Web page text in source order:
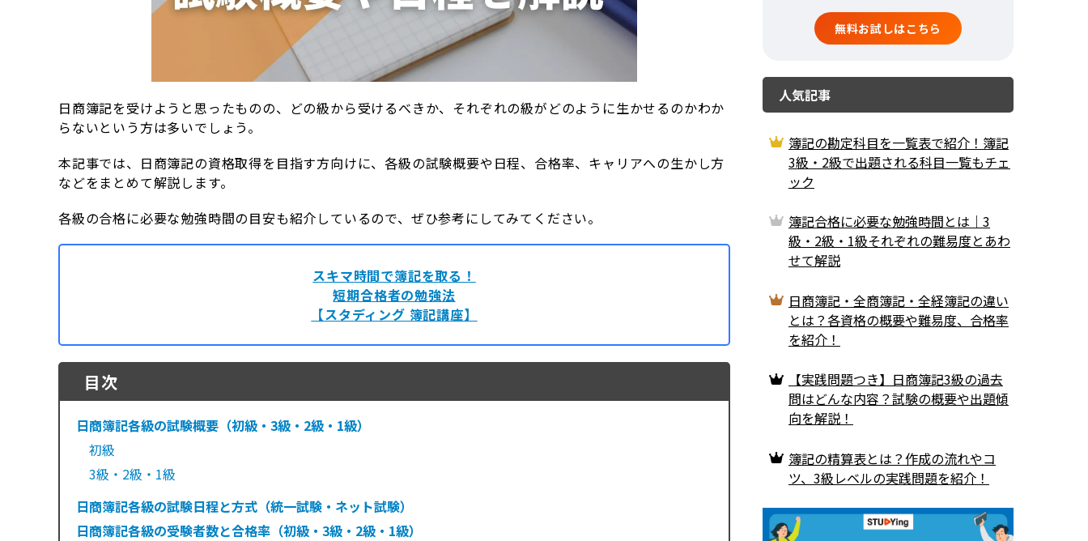
日商簿記を受けようと思ったものの、どの級から受けるべきか、それぞれの級がどのように生かせるのかわか
らないという方は多いでしょう。
本記事では、日商簿記の資格取得を目指す方向けに、各級の試験概要や日程、合格率、キャリアへの生かし方
などをまとめて解説します。
各級の合格に必要な勉強時間の目安も紹介しているので、ぜひ参考にしてみてください。
スキマ時間で簿記を取る！
短期合格者の勉強法
【スタディング 簿記講座】
目次
日商簿記各級の試験概要（初級・3級・2級・1級）
初級
3級・2級・1級
日商簿記各級の試験日程と方式（統一試験・ネット試験）
日商簿記各級の受験者数と合格率（初級・3級・2級・1級）
無料お試しはこちら
人気記事
簿記の勘定科目を一覧表で紹介！簿記
3級・2級で出題される科目一覧もチェ
ック
簿記合格に必要な勉強時間とは｜3
級・2級・1級それぞれの難易度とあわ
せて解説
日商簿記・全商簿記・全経簿記の違い
とは？各資格の概要や難易度、合格率
を紹介！
【実践問題つき】日商簿記3級の過去
問はどんな内容？試験の概要や出題傾
向を解説！
簿記の精算表とは？作成の流れやコ
ツ、3級レベルの実践問題を紹介！